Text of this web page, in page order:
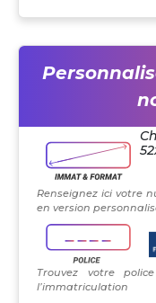
Renseignez ici votre
en version
Trouvez votre
l’immatriculation